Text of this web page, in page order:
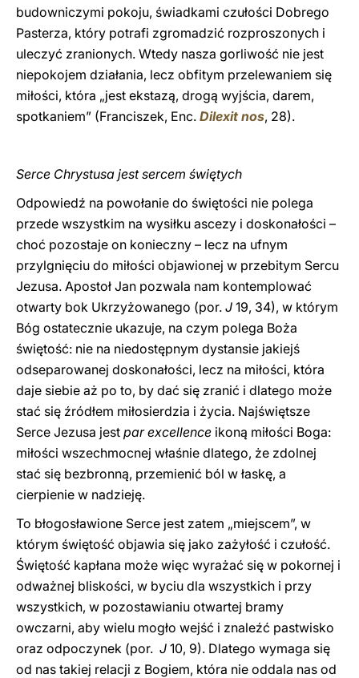
budowniczymi pokoju, świadkami czułości Dobrego
Pasterza, który potrafi zgromadzić rozproszonych i
uleczyć zranionych. Wtedy nasza gorliwość nie jest
niepokojem działania, lecz obfitym przelewaniem się
miłości, która „jest ekstazą, drogą wyjścia, darem,
spotkaniem” (Franciszek, Enc. Dilexit nos, 28).
Serce Chrystusa jest sercem świętych
Odpowiedź na powołanie do świętości nie polega
przede wszystkim na wysiłku ascezy i doskonałości –
choć pozostaje on konieczny – lecz na ufnym
przylgnięciu do miłości objawionej w przebitym Sercu
Jezusa. Apostoł Jan pozwala nam kontemplować
otwarty bok Ukrzyżowanego (por. J 19, 34), w którym
Bóg ostatecznie ukazuje, na czym polega Boża
świętość: nie na niedostępnym dystansie jakiejś
odseparowanej doskonałości, lecz na miłości, która
daje siebie aż po to, by dać się zranić i dlatego może
stać się źródłem miłosierdzia i życia. Najświętsze
Serce Jezusa jest par excellence ikoną miłości Boga:
miłości wszechmocnej właśnie dlatego, że zdolnej
stać się bezbronną, przemienić ból w łaskę, a
cierpienie w nadzieję.
To błogosławione Serce jest zatem „miejscem”, w
którym świętość objawia się jako zażyłość i czułość.
Świętość kapłana może więc wyrażać się w pokornej i
odważnej bliskości, w byciu dla wszystkich i przy
wszystkich, w pozostawianiu otwartej bramy
owczarni, aby wielu mogło wejść i znaleźć pastwisko
oraz odpoczynek (por. J 10, 9). Dlatego wymaga się
od nas takiej relacji z Bogiem, która nie oddala nas od